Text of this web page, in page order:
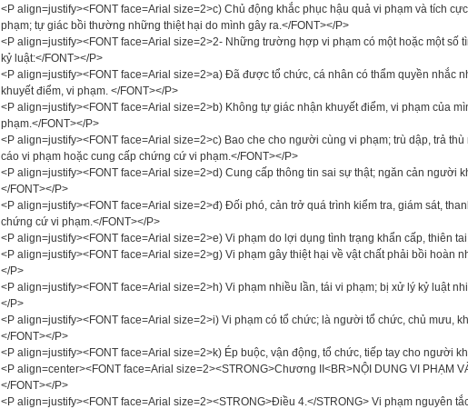
<P align=justify><FONT face=Arial size=2>c) Chủ động khắc phục hậu quả vi phạm và tích
phạm; tự giác bồi thường những thiệt hại do mình gây ra.</FONT></P>
<P align=justify><FONT face=Arial size=2>2- Những trường hợp vi phạm có một hoặc một số
kỷ luật:</FONT></P>
<P align=justify><FONT face=Arial size=2>a) Đã được tổ chức, cá nhân có thẩm quyền nhắc
khuyết điểm, vi phạm. </FONT></P>
<P align=justify><FONT face=Arial size=2>b) Không tự giác nhận khuyết điểm, vi phạm của
phạm.</FONT></P>
<P align=justify><FONT face=Arial size=2>c) Bao che cho người cùng vi phạm; trù dập, trả
cáo vi phạm hoặc cung cấp chứng cứ vi phạm.</FONT></P>
<P align=justify><FONT face=Arial size=2>d) Cung cấp thông tin sai sự thật; ngăn cản người
</FONT></P>
<P align=justify><FONT face=Arial size=2>đ) Đối phó, cản trở quá trình kiểm tra, giám sát,
chứng cứ vi phạm.</FONT></P>
<P align=justify><FONT face=Arial size=2>e) Vi phạm do lợi dụng tình trạng khẩn cấp, thiên
<P align=justify><FONT face=Arial size=2>g) Vi phạm gây thiệt hại về vật chất phải bồi hoàn
</P>
<P align=justify><FONT face=Arial size=2>h) Vi phạm nhiều lần, tái vi phạm; bị xử lý kỷ luật
</P>
<P align=justify><FONT face=Arial size=2>i) Vi phạm có tổ chức; là người tổ chức, chủ mưu,
</FONT></P>
<P align=justify><FONT face=Arial size=2>k) Ép buộc, vận động, tổ chức, tiếp tay cho người
<P align=center><FONT face=Arial size=2><STRONG>Chương II<BR>NỘI DUNG VI PHẠM
</FONT></P>
<P align=justify><FONT face=Arial size=2><STRONG>Điều 4.</STRONG> Vi phạm nguyên